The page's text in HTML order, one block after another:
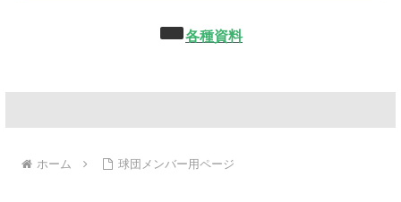
各種資料
ホーム 球団メンバー用ページ